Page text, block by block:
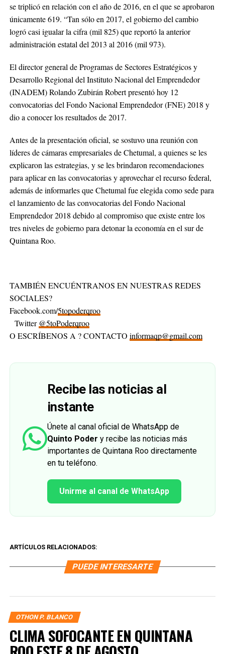
se triplicó en relación con el año de 2016, en el que se aprobaron
únicamente 619. “Tan sólo en 2017, el gobierno del cambio
logró casi igualar la cifra (mil 825) que reportó la anterior
administración estatal del 2013 al 2016 (mil 973).
El director general de Programas de Sectores Estratégicos y
Desarrollo Regional del Instituto Nacional del Emprendedor
(INADEM) Rolando Zubirán Robert presentó hoy 12
convocatorias del Fondo Nacional Emprendedor (FNE) 2018 y
dio a conocer los resultados de 2017.
Antes de la presentación oficial, se sostuvo una reunión con
líderes de cámaras empresariales de Chetumal, a quienes se les
explicaron las estrategias, y se les brindaron recomendaciones
para aplicar en las convocatorias y aprovechar el recurso federal,
además de informarles que Chetumal fue elegida como sede para
el lanzamiento de las convocatorias del Fondo Nacional
Emprendedor 2018 debido al compromiso que existe entre los
tres niveles de gobierno para detonar la economía en el sur de
Quintana Roo.
TAMBIÉN ENCUÉNTRANOS EN NUESTRAS REDES
SOCIALES?
Facebook.com/5topoderqroo
Twitter @5toPoderqroo
O ESCRÍBENOS A ? CONTACTO informaqp@gmail.com
Recibe las noticias al
instante
Únete al canal oficial de WhatsApp de
Quinto Poder y recibe las noticias más
importantes de Quintana Roo directamente
en tu teléfono.
Unirme al canal de WhatsApp
ARTÍCULOS RELACIONADOS:
PUEDE INTERESARTE
OTHON P. BLANCO
CLIMA SOFOCANTE EN QUINTANA